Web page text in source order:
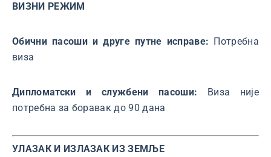
ВИЗНИ РЕЖИМ
Обични пасоши и друге путне исправе: Потребна
виза
Дипломатски и службени пасоши:
Виза није
потребна за боравак до 90 дана
УЛАЗАК И ИЗЛАЗАК ИЗ ЗЕМЉЕ